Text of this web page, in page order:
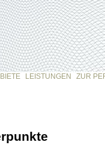
LEISTUNGEN ZUR